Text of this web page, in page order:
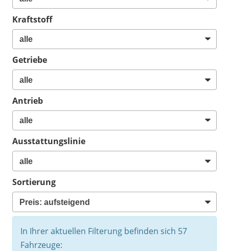
Kraftstoff
Getriebe
Antrieb
Ausstattungslinie
Sortierung
In Ihrer aktuellen Filterung befinden sich 57
Fahrzeuge: